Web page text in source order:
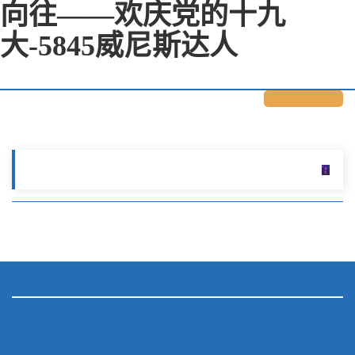
向往——欢庆党的十九
大-5845威尼斯达人